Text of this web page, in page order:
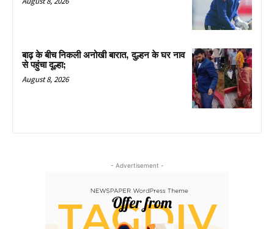
बाढ़ के बीच निकली अनोखी बारात, दुल्हन के घर नाव
से पहुंचा दूल्हा;
August 8, 2026
- Advertisement -